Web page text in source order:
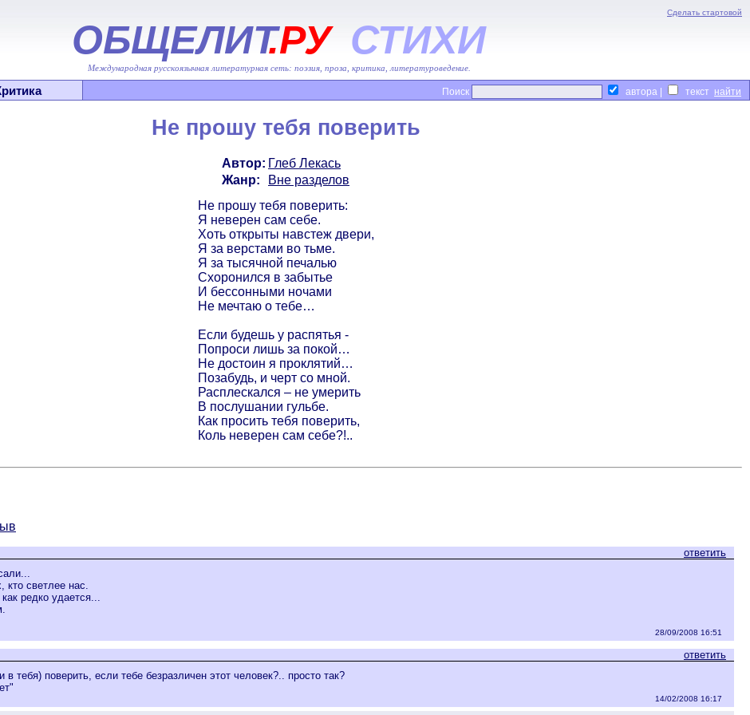
Сделать стартовой
ОБЩЕЛИТ.РУ СТИХИ
Международная русскоязычная литературная сеть: поэзия, проза, критика, литературоведение.
Поиск автора | текст
Не прошу тебя поверить
Автор: Глеб Лекась
Жанр:
Вне разделов
Не прошу тебя поверить:
Я неверен сам себе.
Хоть открыты навстеж двери,
Я за верстами во тьме.
Я за тысячной печалью
Схоронился в забытье
И бессонными ночами
Не мечтаю о тебе…
Если будешь у распятья -
Попроси лишь за покой…
Не достоин я проклятий…
Позабудь, и черт со мной.
Расплескался – не умерить
В послушании гульбе.
Как просить тебя поверить,
Коль неверен сам себе?!..
ответить
светлее нас.
редко удается...
28/09/2008 16:51
ответить
в тебя) поверить, если тебе безразличен этот человек?.. просто так?
14/02/2008 16:17